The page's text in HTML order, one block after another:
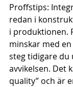
Proffstips:
redan i
i produktionen.
minskar med
steg tidigare du
avvikelsen. Det
quality” och är